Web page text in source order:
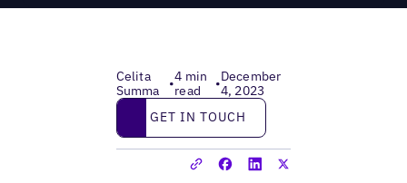
Celita
Summa
•4 min
read
•December
4, 2023
Get in touch
GET IN TOUCH